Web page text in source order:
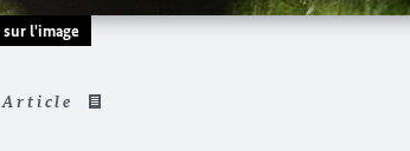
l'image
Article